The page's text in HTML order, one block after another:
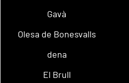
Gavà
Olesa de Bonesvalls
dena
El Brull